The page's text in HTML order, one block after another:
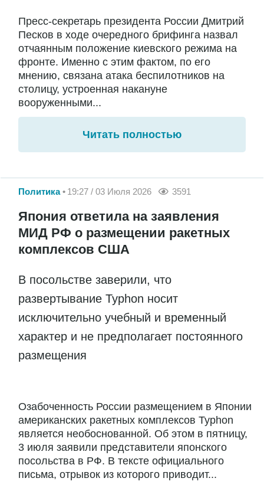
Пресс-секретарь президента России Дмитрий
Песков в ходе очередного брифинга назвал
отчаянным положение киевского режима на
фронте. Именно с этим фактом, по его
мнению, связана атака беспилотников на
столицу, устроенная накануне
вооруженными...
Читать полностью
Политика 19:27 / 03 Июля 2026 3591
Япония ответила на заявления
МИД РФ о размещении ракетных
комплексов США
В посольстве заверили, что
развертывание Typhon носит
исключительно учебный и временный
характер и не предполагает постоянного
размещения
Озабоченность России размещением в Японии
американских ракетных комплексов Typhon
является необоснованной. Об этом в пятницу,
3 июля заявили представители японского
посольства в РФ. В тексте официального
письма, отрывок из которого приводит...